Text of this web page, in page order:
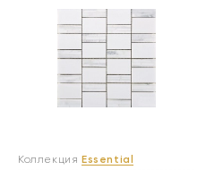
Коллекция Essential